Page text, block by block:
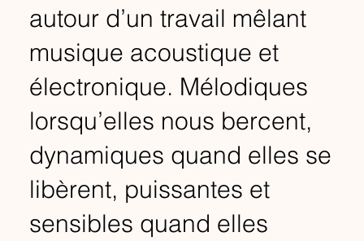
autour d’un travail mêlant
musique acoustique et
électronique. Mélodiques
lorsqu’elles nous bercent,
dynamiques quand elles se
libèrent, puissantes et
sensibles quand elles